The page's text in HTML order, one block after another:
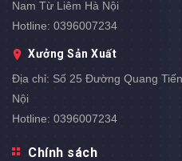
Nam Từ Liêm Hà Nội
Hotline: 0396007234
Xưởng Sản Xuất
Địa chỉ: Số 25 Đường Quang
Nội
Hotline: 0396007234
Chính sách